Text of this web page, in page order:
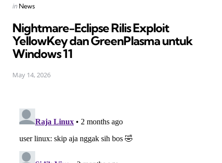
Posted
in News
Nightmare-Eclipse Rilis Exploit
YellowKey dan GreenPlasma untuk
Windows 11
May 14, 2026